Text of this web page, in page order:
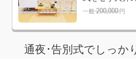
一般200,000 円
通夜･告別式でしっか